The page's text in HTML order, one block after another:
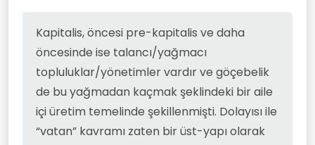
tesadüf olamaz.
.../
Kapitalis, öncesi pre-kapitalis ve
daha öncesinde ise
talancı/yağmacı
topluluklar/yönetimler vardır ve
göçebelik de bu yağmadan kaçmak
şeklindeki bir aile içi üretim
temelinde şekillenmişti. Dolayısı ile
Kapitalis, öncesi pre-kapitalis ve daha
öncesinde ise talancı/yağmacı
topluluklar/yönetimler vardır ve göçebelik
de bu yağmadan kaçmak şeklindeki bir aile
içi üretim temelinde şekillenmişti. Dolayısı ile
“vatan” kavramı zaten bir üst-yapı olarak